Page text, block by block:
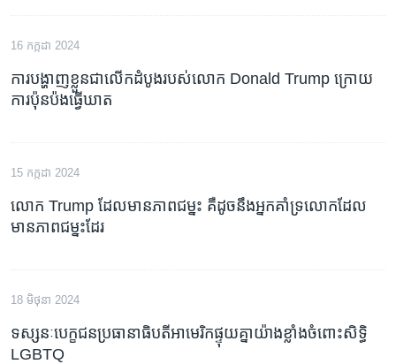
16 កក្កដា 2024
ការ​បង្ហាញ​ខ្លួនជា​លើក​ដំបូង​របស់​លោក Donald Trump ក្រោយ​
ការ​ប៉ុនប៉ង​ធ្វើ​ឃាត
15 កក្កដា 2024
លោក Trump ដែល​មាន​ភាព​ជម្នះ គឺ​ដូច​នឹង​អ្នក​គាំទ្រ​លោក​ដែល​
មាន​ភាព​ជម្នះ​ដែរ
18 មិថុនា 2024
ទស្សនៈបេក្ខជនប្រធានាធិបតីអាមេរិកផ្ទុយគ្នាយ៉ាងខ្លាំងចំពោះសិទ្ធិ
LGBTQ